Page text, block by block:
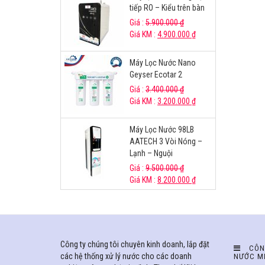
tiếp RO – Kiểu trên bàn
Giá : 5.900.000₫
Giá KM : 4.900.000 ₫
Máy Lọc Nước Nano
Geyser Ecotar 2
Giá : 3.400.000₫
Giá KM : 3.200.000 ₫
Máy Lọc Nước 98LB
AATECH 3 Vòi Nóng –
Lạnh – Nguội
Giá : 9.500.000₫
Giá KM : 8.200.000 ₫
Công ty chúng tôi chuyên kinh doanh, lắp đặt
các hệ thống xử lý nước cho các doanh
NƯỚC